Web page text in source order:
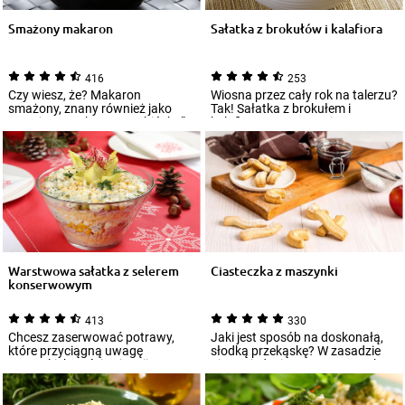
Smażony makaron
416
Czy wiesz, że? Makaron
smażony, znany również jako
„smażony makaron po chińsku”,
zaskakuje swoją...
Sałatka z brokułów i kalafiora
253
Wiosna przez cały rok na talerzu?
Tak! Sałatka z brokułem i
kalafiorem przypomni wam o
słonecznyc...
Warstwowa sałatka z selerem
konserwowym
413
Chcesz zaserwować potrawy,
które przyciągną uwagę
wszystkich gości? Sięgnij po
warstwowe sałatki...
Ciasteczka z maszynki
330
Jaki jest sposób na doskonałą,
słodką przekąskę? W zasadzie
nie ma jednej recepty. Wszystko
zależ...